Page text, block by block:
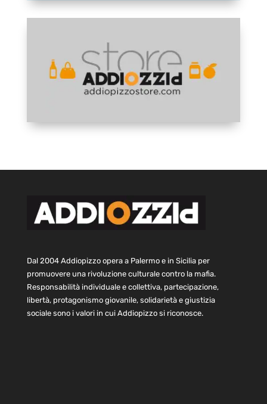
Dal 2004 Addiopizzo opera a Palermo e in Sicilia per
promuovere una rivoluzione culturale contro la mafia.
Responsabilità individuale e collettiva, partecipazione,
libertà, protagonismo giovanile, solidarietà e giustizia
sociale sono i valori in cui Addiopizzo si riconosce.